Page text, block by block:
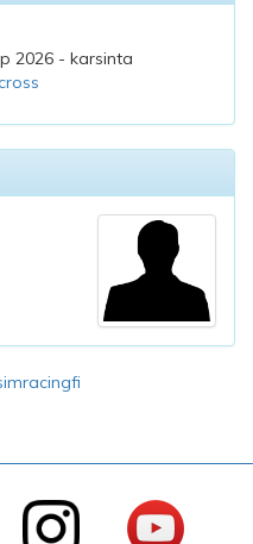
2026 - karsinta